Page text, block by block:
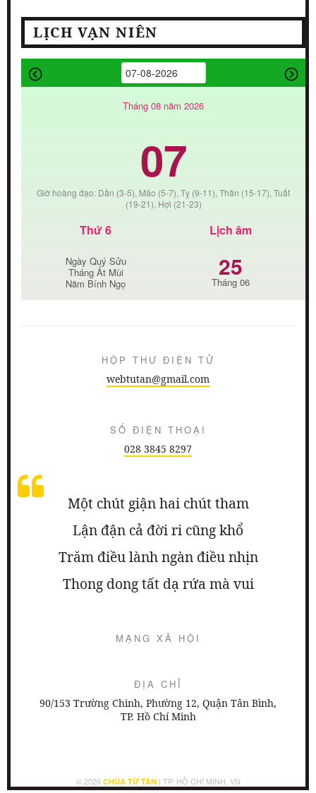
LỊCH VẠN NIÊN
Tháng 08 năm 2026
07
Giờ hoàng đạo: Dần (3-5), Mão (5-7), Tỵ (9-11), Thân (15-17), Tuất
(19-21), Hợi (21-23)
Thứ 6
Ngày Quý Sửu
Tháng Ất Mùi
Năm Bính Ngọ
Lịch âm
25
Tháng 06
HỘP THƯ ĐIỆN TỬ
webtutan@gmail.com
SỐ ĐIỆN THOẠI
028 3845 8297
Một chút giận hai chút tham
Lận đận cả đời ri cũng khổ
Trăm điều lành ngàn điều nhịn
Thong dong tất dạ rứa mà vui
MẠNG XÃ HỘI
ĐỊA CHỈ
90/153 Trường Chinh, Phường 12, Quận Tân Bình,
TP. Hồ Chí Minh
© 2026 CHÙA TỪ TÂN| TP. HỒ CHÍ MINH, VN